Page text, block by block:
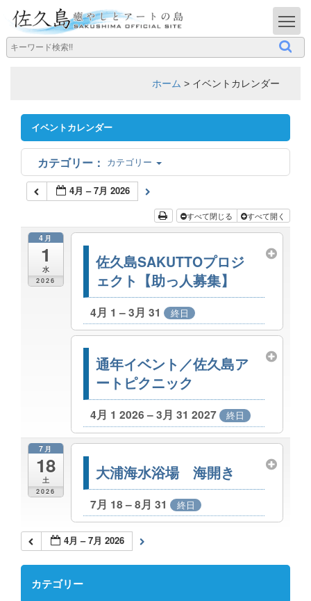
ホーム > イベントカレンダー
イベントカレンダー
カテゴリー
4月 – 7月 2026
すべて閉じる すべて開く
4月
1
水
2026
佐久島SAKUTTOプロジ
ェクト【助っ人募集】
4月 1 – 3月 31 終日
通年イベント／佐久島ア
ートピクニック
4月 1 2026 – 3月 31 2027 終日
7月
18
土
2026
大浦海水浴場 海開き
7月 18 – 8月 31 終日
4月 – 7月 2026
カテゴリー